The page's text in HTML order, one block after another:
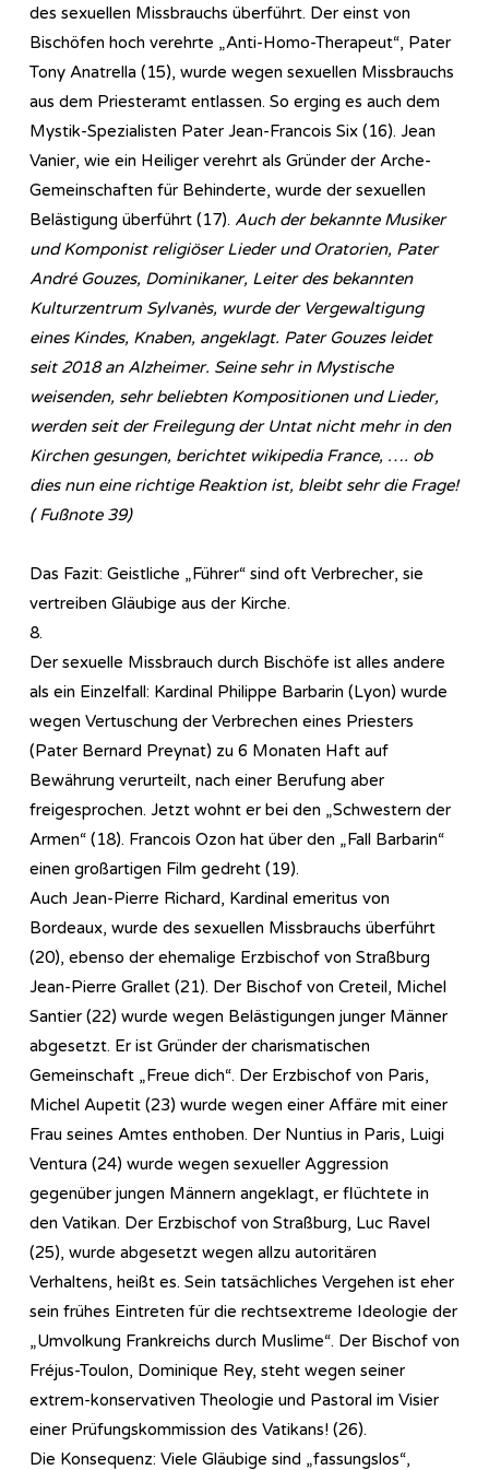
des sexuellen Missbrauchs überführt. Der einst von
Bischöfen hoch verehrte „Anti-Homo-Therapeut“, Pater
Tony Anatrella (15), wurde wegen sexuellen Missbrauchs
aus dem Priesteramt entlassen. So erging es auch dem
Mystik-Spezialisten Pater Jean-Francois Six (16). Jean
Vanier, wie ein Heiliger verehrt als Gründer der Arche-
Gemeinschaften für Behinderte, wurde der sexuellen
Belästigung überführt (17). Auch der bekannte Musiker
und Komponist religiöser Lieder und Oratorien, Pater
André Gouzes, Dominikaner, Leiter des bekannten
Kulturzentrum Sylvanès, wurde der Vergewaltigung
eines Kindes, Knaben, angeklagt. Pater Gouzes leidet
seit 2018 an Alzheimer. Seine sehr in Mystische
weisenden, sehr beliebten Kompositionen und Lieder,
werden seit der Freilegung der Untat nicht mehr in den
Kirchen gesungen, berichtet wikipedia France, …. ob
dies nun eine richtige Reaktion ist, bleibt sehr die Frage!
( Fußnote 39)
Das Fazit: Geistliche „Führer“ sind oft Verbrecher, sie
vertreiben Gläubige aus der Kirche.
8.
Der sexuelle Missbrauch durch Bischöfe ist alles andere
als ein Einzelfall: Kardinal Philippe Barbarin (Lyon) wurde
wegen Vertuschung der Verbrechen eines Priesters
(Pater Bernard Preynat) zu 6 Monaten Haft auf
Bewährung verurteilt, nach einer Berufung aber
freigesprochen. Jetzt wohnt er bei den „Schwestern der
Armen“ (18). Francois Ozon hat über den „Fall Barbarin“
einen großartigen Film gedreht (19).
Auch Jean-Pierre Richard, Kardinal emeritus von
Bordeaux, wurde des sexuellen Missbrauchs überführt
(20), ebenso der ehemalige Erzbischof von Straßburg
Jean-Pierre Grallet (21). Der Bischof von Creteil, Michel
Santier (22) wurde wegen Belästigungen junger Männer
abgesetzt. Er ist Gründer der charismatischen
Gemeinschaft „Freue dich“. Der Erzbischof von Paris,
Michel Aupetit (23) wurde wegen einer Affäre mit einer
Frau seines Amtes enthoben. Der Nuntius in Paris, Luigi
Ventura (24) wurde wegen sexueller Aggression
gegenüber jungen Männern angeklagt, er flüchtete in
den Vatikan. Der Erzbischof von Straßburg, Luc Ravel
(25), wurde abgesetzt wegen allzu autoritären
Verhaltens, heißt es. Sein tatsächliches Vergehen ist eher
sein frühes Eintreten für die rechtsextreme Ideologie der
„Umvolkung Frankreichs durch Muslime“. Der Bischof von
Fréjus-Toulon, Dominique Rey, steht wegen seiner
extrem-konservativen Theologie und Pastoral im Visier
einer Prüfungskommission des Vatikans! (26).
Die Konsequenz: Viele Gläubige sind „fassungslos“,